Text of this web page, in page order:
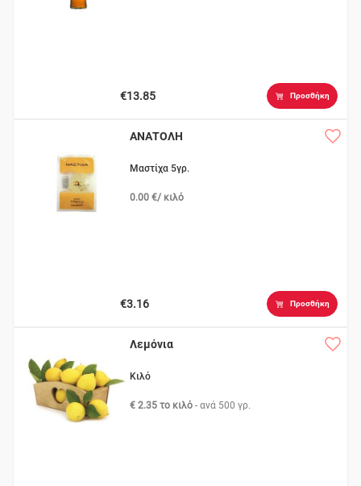
€13.85 Προσθήκη
ΑΝΑΤΟΛΗ
Μαστίχα 5γρ.
0.00 €/ κιλό
€3.16 Προσθήκη
Λεμόνια
Κιλό
€ 2.35 το κιλό - ανά 500 γρ.